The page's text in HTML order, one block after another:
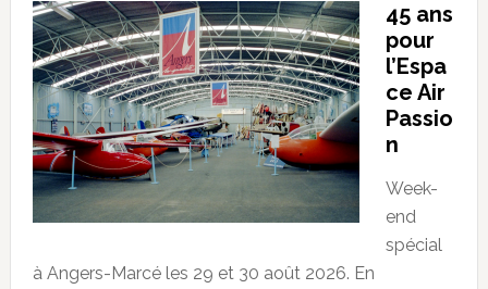
45 ans
pour
l’Espa
ce Air
Passio
n
Week-
end
spécial
à Angers-Marcé les 29 et 30 août 2026. En